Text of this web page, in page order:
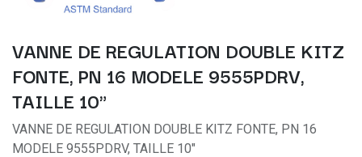
VANNE DE REGULATION DOUBLE KITZ
FONTE, PN 16 MODELE 9555PDRV,
TAILLE 10"
VANNE DE REGULATION DOUBLE KITZ FONTE, PN 16
MODELE 9555PDRV, TAILLE 10"